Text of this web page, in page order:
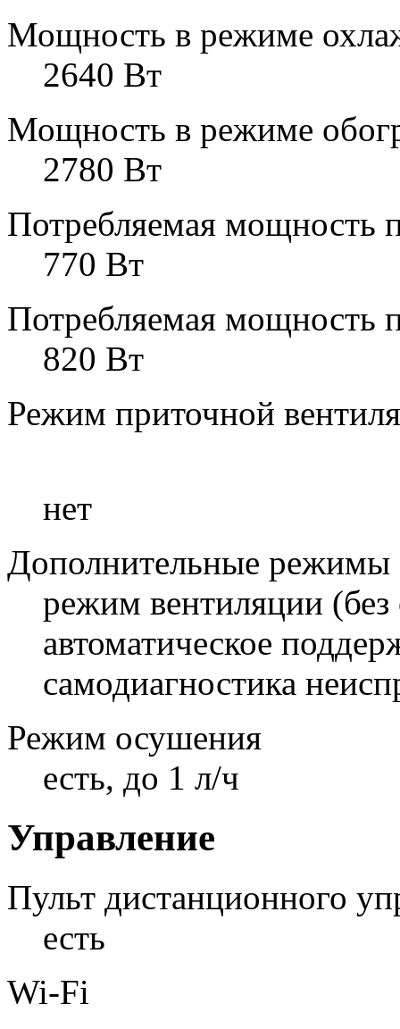
Мощность в режиме
2640 Вт
Мощность в режиме
2780 Вт
Потребляемая мощность
770 Вт
Потребляемая мощность
820 Вт
Режим приточной
нет
Дополнительные режимы
режим вентиляции
автоматическое
самодиагностика
Режим осушения
есть, до 1 л/ч
Управление
Пульт дистанционного
есть
Wi-Fi